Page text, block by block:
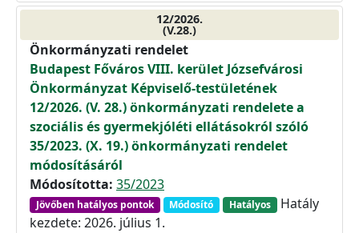
12/2026.
(V.28.)
Önkormányzati rendelet
Budapest Főváros VIII. kerület Józsefvárosi
Önkormányzat Képviselő-testületének
12/2026. (V. 28.) önkormányzati rendelete a
szociális és gyermekjóléti ellátásokról szóló
35/2023. (X. 19.) önkormányzati rendelet
módosításáról
Módosította: 35/2023
Jövőben hatályos pontok Módosító Hatályos Hatály
kezdete: 2026. július 1.